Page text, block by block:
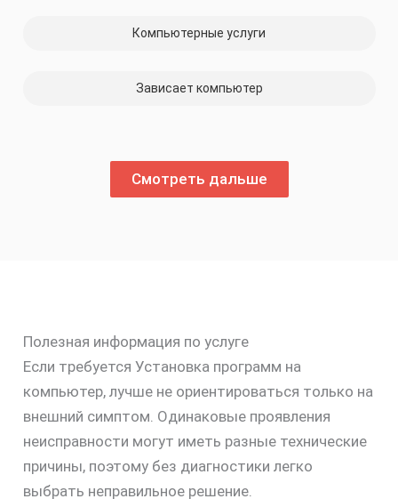
Компьютерные услуги
Зависает компьютер
Смотреть дальше
Полезная информация по услуге
Если требуется Установка программ на
компьютер, лучше не ориентироваться только на
внешний симптом. Одинаковые проявления
неисправности могут иметь разные технические
причины, поэтому без диагностики легко
выбрать неправильное решение.